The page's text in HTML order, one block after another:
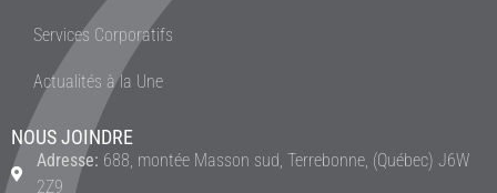
Services Corporatifs
Actualités à la Une
NOUS JOINDRE
Adresse: 688, montée Masson sud, Terrebonne, (Québec) J6W
2Z9